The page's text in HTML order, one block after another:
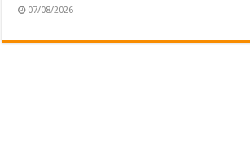
07/08/2026